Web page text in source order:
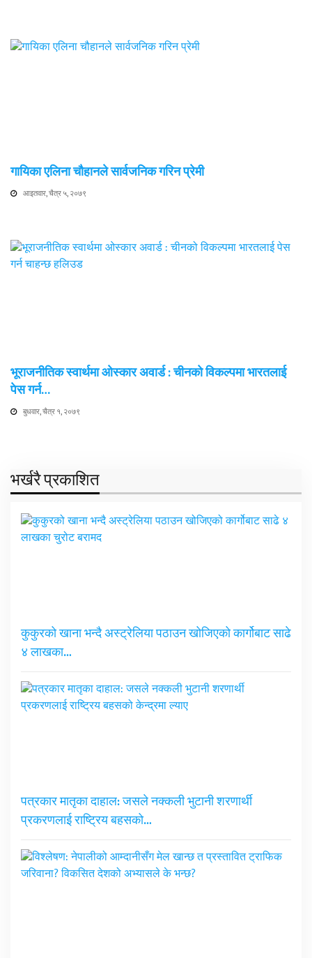
गायिका एलिना चौहानले सार्वजनिक गरिन प्रेमी
आइतवार, चैत्र ५, २०७९
भूराजनीतिक स्वार्थमा ओस्कार अवार्ड : चीनको विकल्पमा भारतलाई
पेस गर्न…
बुधवार, चैत्र १, २०७९
भर्खरै प्रकाशित
कुकुरको खाना भन्दै अस्ट्रेलिया पठाउन खोजिएको कार्गोबाट साढे
४ लाखका…
पत्रकार मातृका दाहाल: जसले नक्कली भुटानी शरणार्थी
प्रकरणलाई राष्ट्रिय बहसको…